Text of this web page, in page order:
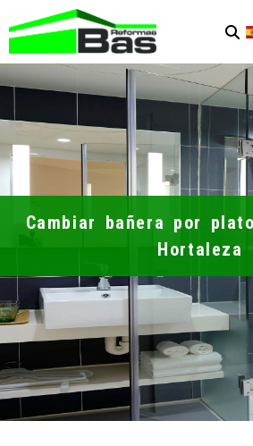
Cambiar bañera por
Hortaleza